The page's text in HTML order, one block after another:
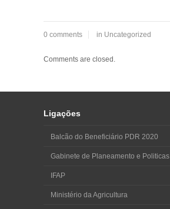
0 comments in Uncategorized
Comments are closed.
Ligações
Balcão do Beneficiário PDR 2020
Gabinete de Planeamento e Politicas
IFAP
Ministério da Agricultura